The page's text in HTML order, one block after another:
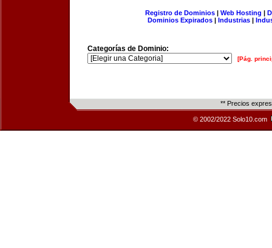
Registro de Dominios| Web Hosting |
Dominios Expirados | Industrias |
Categorías de Dominio:
[Pág.
** Precios
© 2002/2022 Solo10.com